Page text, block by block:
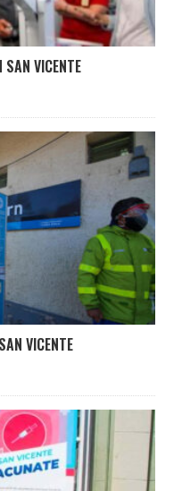
SAN VICENTE
VICENTE